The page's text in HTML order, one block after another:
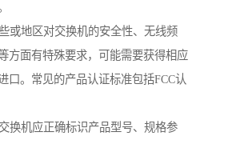
或地区对交换机的安全性、无线频
方面有特殊要求，可能需要获得相应
口。常见的产品认证标准包括FCC认
换机应正确标识产品型号、规格参